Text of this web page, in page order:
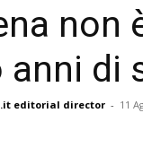
non
di
editorial director - 11